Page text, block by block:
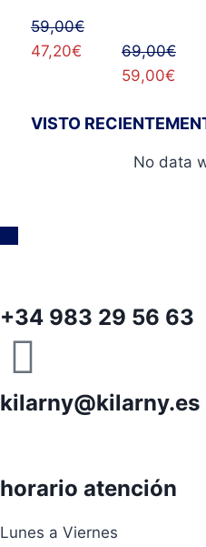
59,00€
47,20€ 69,00€
59,00€
VISTO
No data
+34 983 29 56 63
kilarny@kilarny.es
horario atención
Lunes a Viernes